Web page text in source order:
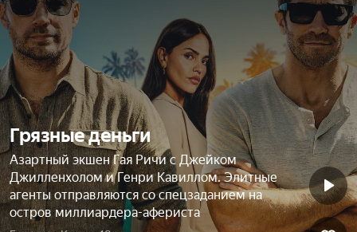
Грязные деньги
Азартный экшен Гая Ричи с Джейком
Джилленхолом и Генри Кавиллом. Элитные
агенты отправляются со спецзаданием на
остров миллиардера-афериста